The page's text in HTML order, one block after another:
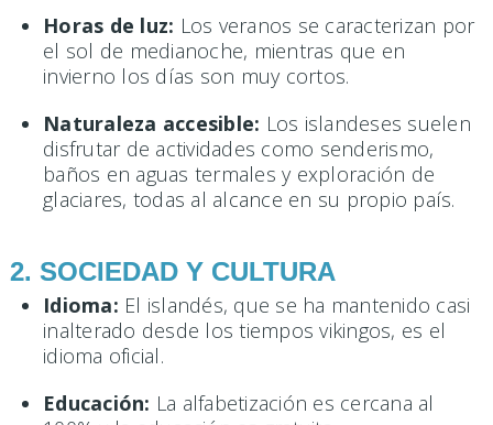
Horas de luz: Los veranos se caracterizan por
el sol de medianoche, mientras que en
invierno los días son muy cortos.
Naturaleza accesible: Los islandeses suelen
disfrutar de actividades como senderismo,
baños en aguas termales y exploración de
glaciares, todas al alcance en su propio país.
2. SOCIEDAD Y CULTURA
Idioma: El islandés, que se ha mantenido casi
inalterado desde los tiempos vikingos, es el
idioma oficial.
Educación: La alfabetización es cercana al